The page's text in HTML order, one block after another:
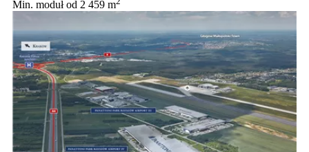
Min. modułod 2 459 m